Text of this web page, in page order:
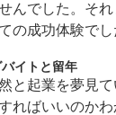
んでした。そ
の成功体験でし
イトと留年
と起業を夢見
ればいいのか